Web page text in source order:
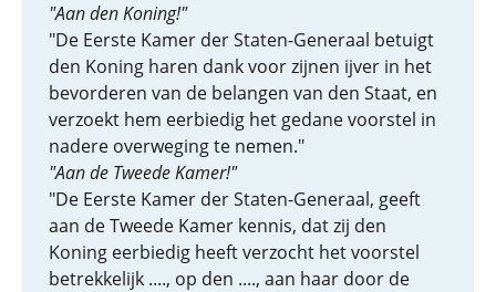
"Aan den Koning!"
"De Eerste Kamer der Staten-Generaal betuigt
den Koning haren dank voor zijnen ijver in het
bevorderen van de belangen van den Staat, en
verzoekt hem eerbiedig het gedane voorstel in
nadere overweging te nemen."
"Aan de Tweede Kamer!"
"De Eerste Kamer der Staten-Generaal, geeft
aan de Tweede Kamer kennis, dat zij den
Koning eerbiedig heeft verzocht het voorstel
betrekkelijk ...., op den ...., aan haar door de